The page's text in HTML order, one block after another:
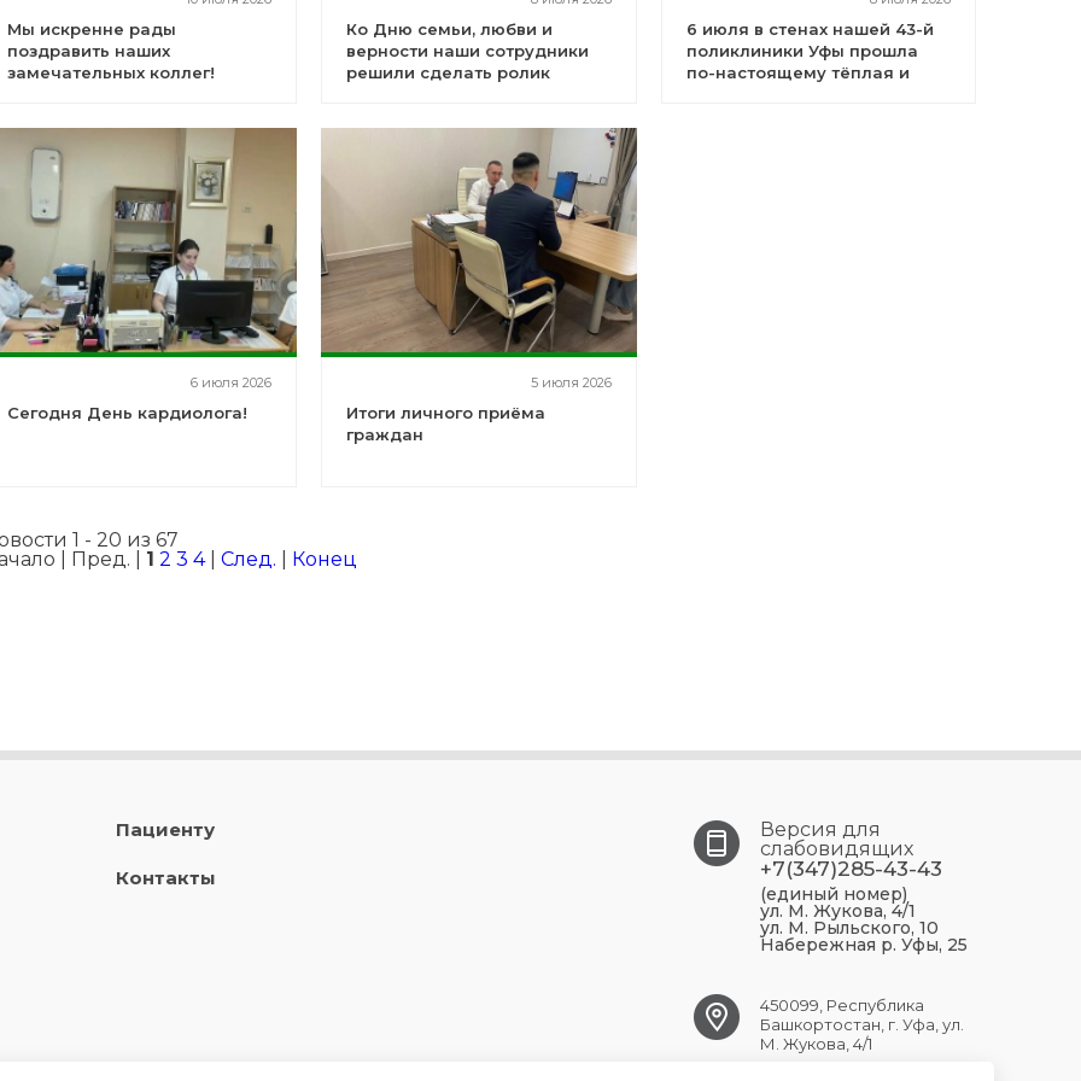
Мы искренне рады
поздравить наших
замечательных коллег!
Ко Дню семьи, любви и
верности наши сотрудники
решили сделать ролик
6 июля в стенах нашей 43-й
поликлиники Уфы прошла
по-настоящему тёплая и
6 июля 2026
Сегодня День кардиолога!
5 июля 2026
Итоги личного приёма
граждан
1 - 20 из 67
| Пред. | 1 2 3 4| След. Конец
Пациенту
Контакты
Версия для
слабовидящих
+7(347)285-43-43
(единый номер)
ул. М. Жукова, 4/1
ул. М. Рыльского, 10
Набережная р. Уфы, 25
450099, Республика
Башкортостан, г. Уфа, ул.
М. Жукова, 4/1